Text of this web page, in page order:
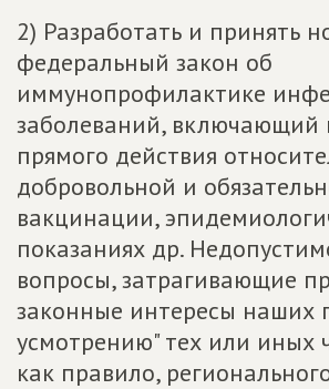
2) Разработать и принять
федеральный закон об
иммунопрофилактике
заболеваний, включающий
прямого действия
добровольной и
вакцинации,
показаниях др.
вопросы, затрагивающие
законные интересы наших
усмотрению" тех или иных
как правило,